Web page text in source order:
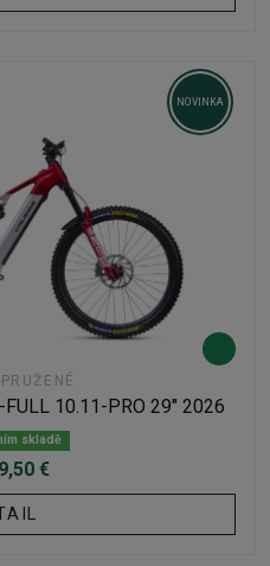
NOVINKA
10.11-PRO 29" 2026
skladě
€